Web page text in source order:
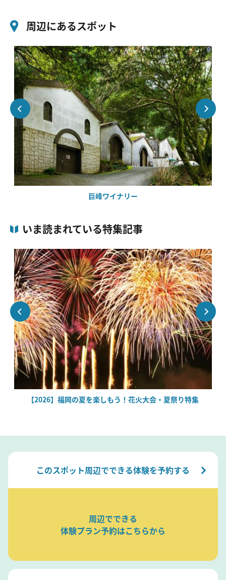
周辺にあるスポット
巨峰ワイナリー
いま読まれている特集記事
【2026】福岡の夏を楽しもう！花火大会・夏祭り特集
このスポット周辺でできる体験を予約する
周辺でできる
体験プラン予約はこちらから